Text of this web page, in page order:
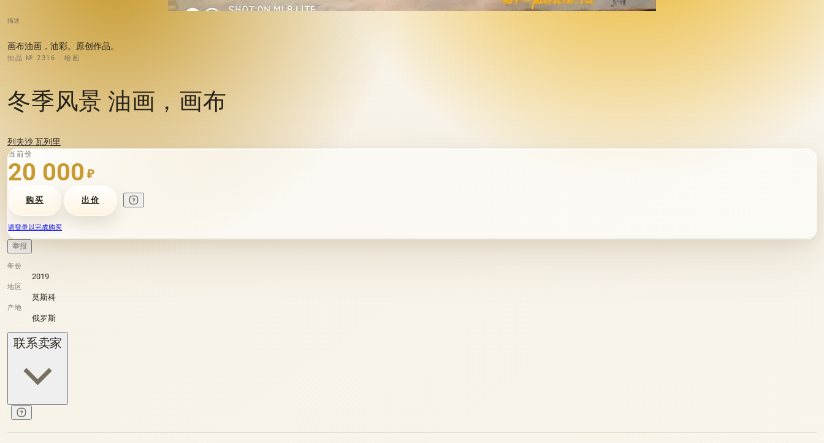
描述
画布油画，油彩。原创作品。
拍品 № 2316 · 绘画
冬季风景 油画，画布
列夫沙 瓦列里
当前价
20 000 ₽
购买 出价
请登录以完成购买
举报
年份
2019
地区
莫斯科
产地
俄罗斯
联系卖家